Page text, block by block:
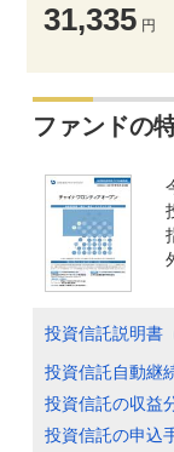
31,335 円
ファンドの
投資信託説明書
投資信託自動継
投資信託の収益
投資信託の申込